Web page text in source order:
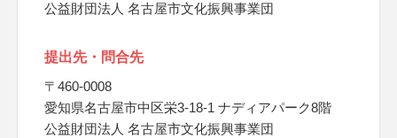
公益財団法人 名古屋市文化振興事業団
提出先・問合先
〒460-0008
愛知県名古屋市中区栄3-18-1 ナディアパーク8階
公益財団法人 名古屋市文化振興事業団